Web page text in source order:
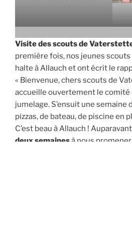
Visite des scouts de
première fois, nos jeunes
halte à Allauch et ont écrit le
« Bienvenue, chers scouts de
accueille ouvertement le comité
jumelage. S’ensuit une semaine
pizzas, de bateau, de piscine en
C’est beau à Allauch !
deux semaines à nous